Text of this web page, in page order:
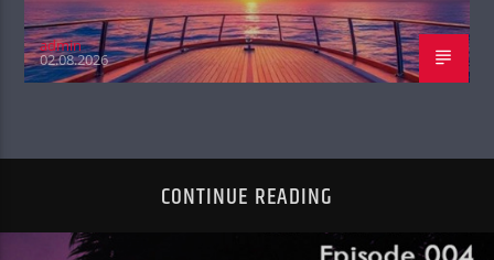
admin
02.08.2026
CONTINUE READING